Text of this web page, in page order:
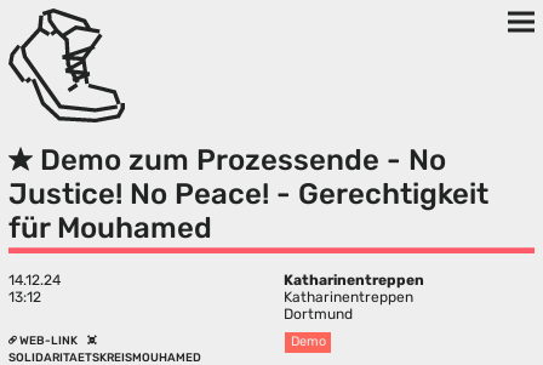
Demo zum Prozessende - No
Justice! No Peace! - Gerechtigkeit
für Mouhamed
14.12.24
13:12
Katharinentreppen
Katharinentreppen
Dortmund
WEB-LINK
SOLIDARITAETSKREISMOUHAMED
Demo